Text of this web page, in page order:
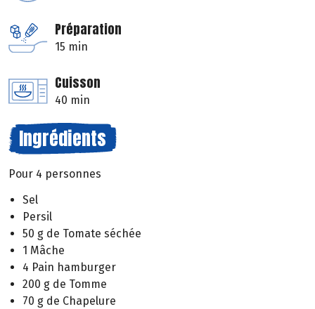
Préparation
15 min
Cuisson
40 min
Ingrédients
Pour 4 personnes
Sel
Persil
50 g de Tomate séchée
1 Mâche
4 Pain hamburger
200 g de Tomme
70 g de Chapelure